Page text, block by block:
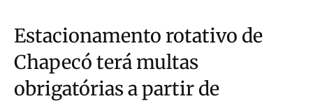
Estacionamento rotativo de
Chapecó terá multas
obrigatórias a partir de